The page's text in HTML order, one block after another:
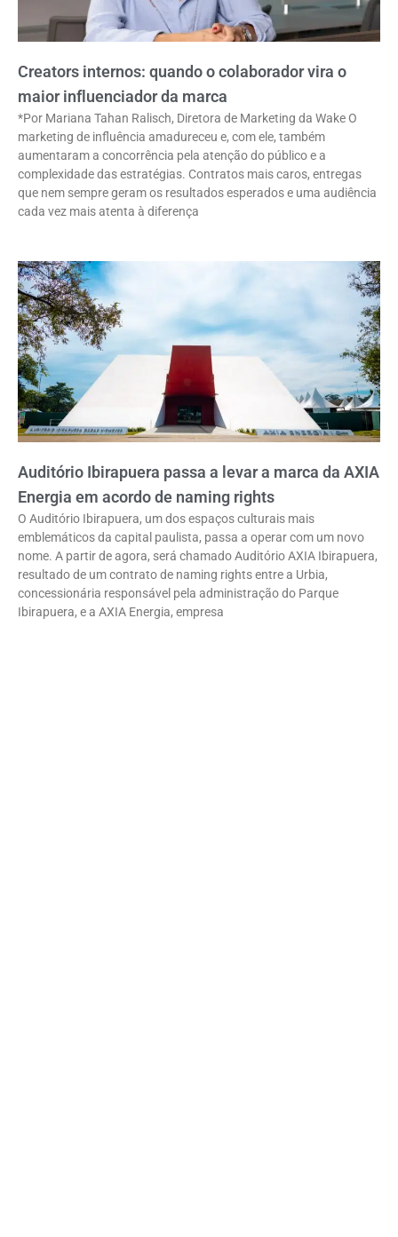
Creators internos: quando o colaborador vira o
maior influenciador da marca
*Por Mariana Tahan Ralisch, Diretora de Marketing da Wake O
marketing de influência amadureceu e, com ele, também
aumentaram a concorrência pela atenção do público e a
complexidade das estratégias. Contratos mais caros, entregas
que nem sempre geram os resultados esperados e uma audiência
cada vez mais atenta à diferença
Auditório Ibirapuera passa a levar a marca da AXIA
Energia em acordo de naming rights
O Auditório Ibirapuera, um dos espaços culturais mais
emblemáticos da capital paulista, passa a operar com um novo
nome. A partir de agora, será chamado Auditório AXIA Ibirapuera,
resultado de um contrato de naming rights entre a Urbia,
concessionária responsável pela administração do Parque
Ibirapuera, e a AXIA Energia, empresa